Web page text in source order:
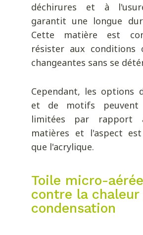
déchirures et à
garantit une longue
Cette matière est
résister aux conditions
changeantes sans se
Cependant, les options
et de motifs
limitées par rapport
matières et l'aspect
que l'acrylique.
Toile micro-
contre la
condensation